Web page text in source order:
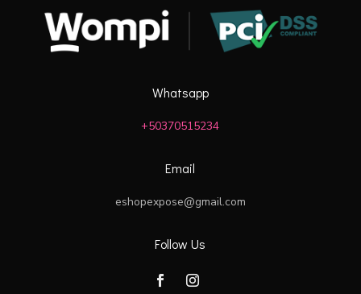
Whatsapp
+50370515234
Email
eshopexpose@gmail.com
Follow Us